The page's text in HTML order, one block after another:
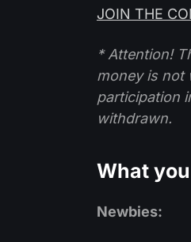
JOIN THE
* Attention!
money is not
participation
withdrawn.
What
Newbies: